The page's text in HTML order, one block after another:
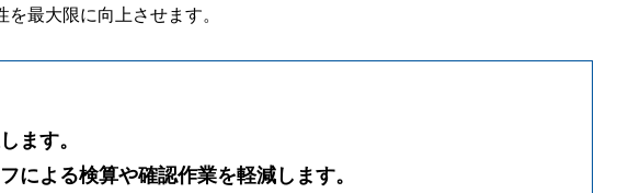
最大限に向上させます。
ます。
による検算や確認作業を軽減します。